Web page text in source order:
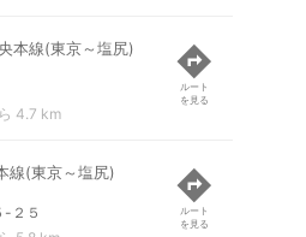
本線(東京～塩尻)
4.7 km
ルート
を見る
線(東京～塩尻)
-２５
ルート
を見る